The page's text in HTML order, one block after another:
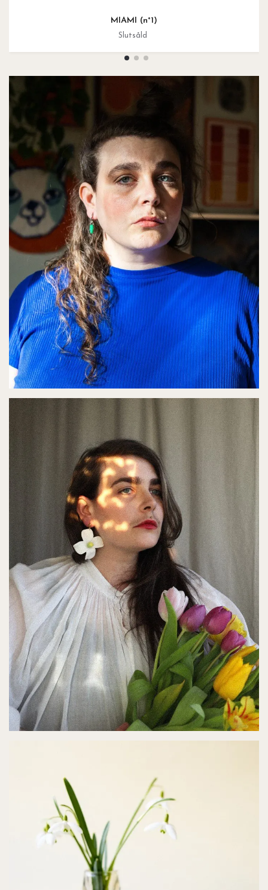
MIAMI (n°1)
Slutsåld